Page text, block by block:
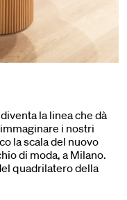
la linea che dà
i nostri
la scala del nuovo
di moda, a Milano.
quadrilatero della